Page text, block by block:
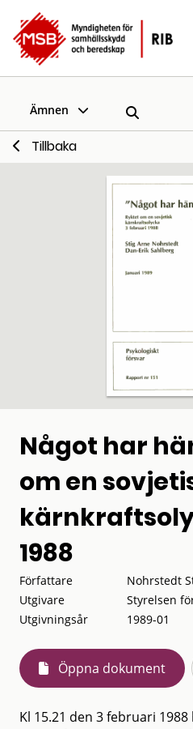
Ämnen
Tillbaka
Något har
om en
1988
Författare
Nohrstedt
Utgivare
Styrelsen
Utgivningsår
1989-01
Öppna dokument
Kl 15.21 den 3 februari